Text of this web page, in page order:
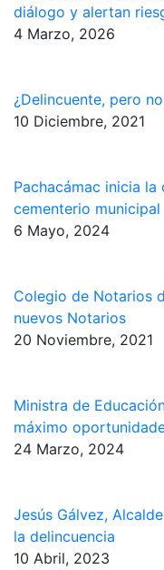
diálogo y alertan
4 Marzo, 2026
¿Delincuente, pero
10 Diciembre, 2021
Pachacámac inicia
cementerio municipal
6 Mayo, 2024
Colegio de Notarios
nuevos Notarios
20 Noviembre, 2021
Ministra de
máximo
24 Marzo, 2024
Jesús Gálvez,
la delincuencia
10 Abril, 2023